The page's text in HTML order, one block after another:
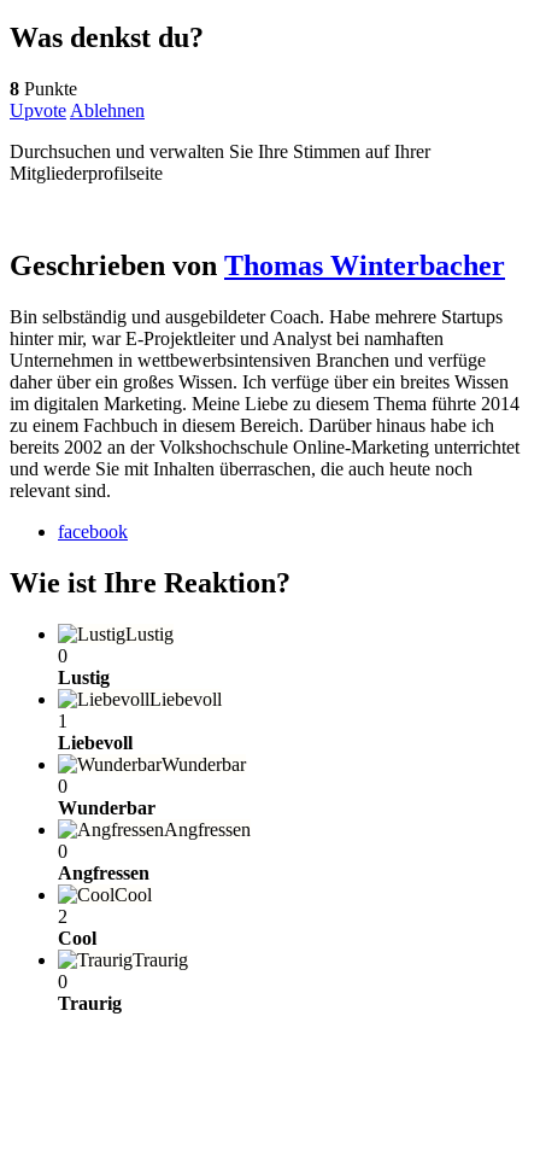
Was denkst du?
8 Punkte
Upvote Ablehnen
Durchsuchen und verwalten Sie Ihre Stimmen auf Ihrer
Mitgliederprofilseite
Geschrieben von Thomas Winterbacher
Bin selbständig und ausgebildeter Coach. Habe mehrere Startups
hinter mir, war E-Projektleiter und Analyst bei namhaften
Unternehmen in wettbewerbsintensiven Branchen und verfüge
daher über ein großes Wissen. Ich verfüge über ein breites Wissen
im digitalen Marketing. Meine Liebe zu diesem Thema führte 2014
zu einem Fachbuch in diesem Bereich. Darüber hinaus habe ich
bereits 2002 an der Volkshochschule Online-Marketing unterrichtet
und werde Sie mit Inhalten überraschen, die auch heute noch
relevant sind.
facebook
Wie ist Ihre Reaktion?
Lustig
0
Lustig
Liebevoll
1
Liebevoll
Wunderbar
0
Wunderbar
Angfressen
0
Angfressen
Cool
2
Cool
Traurig
0
Traurig